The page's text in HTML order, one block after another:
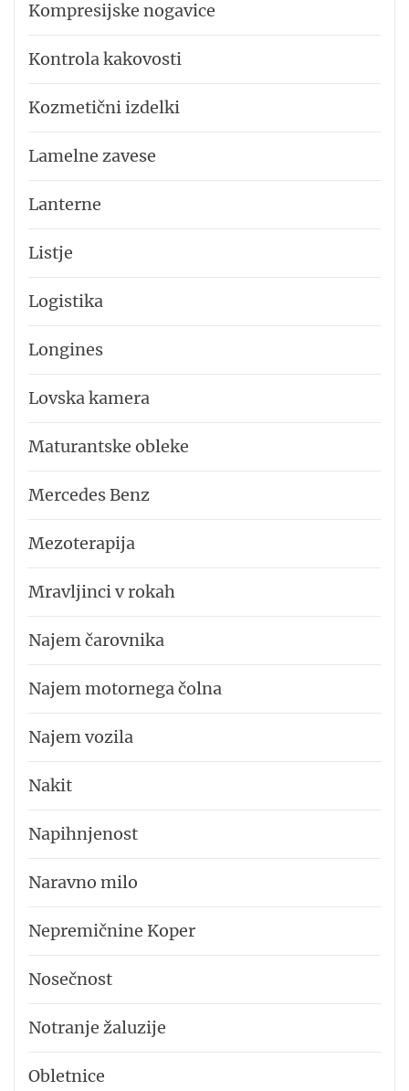
Kompresijske nogavice
Kontrola kakovosti
Kozmetični izdelki
Lamelne zavese
Lanterne
Listje
Logistika
Longines
Lovska kamera
Maturantske obleke
Mercedes Benz
Mezoterapija
Mravljinci v rokah
Najem čarovnika
Najem motornega čolna
Najem vozila
Nakit
Napihnjenost
Naravno milo
Nepremičnine Koper
Nosečnost
Notranje žaluzije
Obletnice